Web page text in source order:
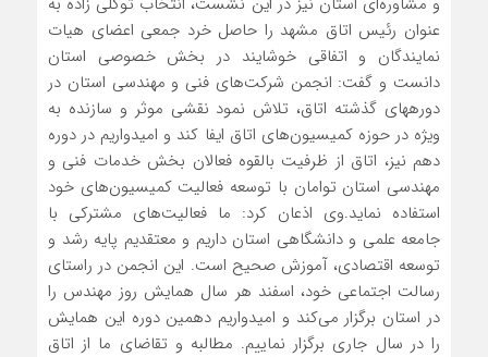
عنوان رئیس اتاق مشهد را حاصل خرد جمعی اعضای هیات
نمایندگان و اتفاقی خوشایند در بخش خصوصی استان
دانست و گفت: انجمن شرکت‌های فنی و مهندسی استان در
دوره‎های گذشته اتاق، تلاش نمود نقشی موثر و سازنده به
ویژه در حوزه کمیسیون‌های اتاق ایفا کند و امیدواریم در دوره
دهم نیز، اتاق از ظرفیت بالقوه فعالان بخش خدمات فنی و
مهندسی استان توامان با توسعه فعالیت کمیسیون‌های خود
استفاده نماید.وی اذعان کرد: ما فعالیت‌های مشترکی با
جامعه علمی و دانشگاهی استان داریم و معتقدیم پایه رشد و
توسعه اقتصادی، آموزش صحیح است. این انجمن در راستای
رسالت اجتماعی خود، اسفند هر سال همایش روز مهندس را
در استان برگزار می‌کند و امیدواریم دهمین دوره این همایش
را در سال جاری برگزار نماییم. مطالبه و تقاضای ما از اتاق